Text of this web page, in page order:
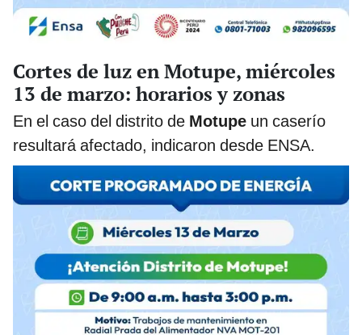
Cortes de luz en Motupe, miércoles
13 de marzo: horarios y zonas
En el caso del distrito de Motupe un caserío
resultará afectado, indicaron desde ENSA.